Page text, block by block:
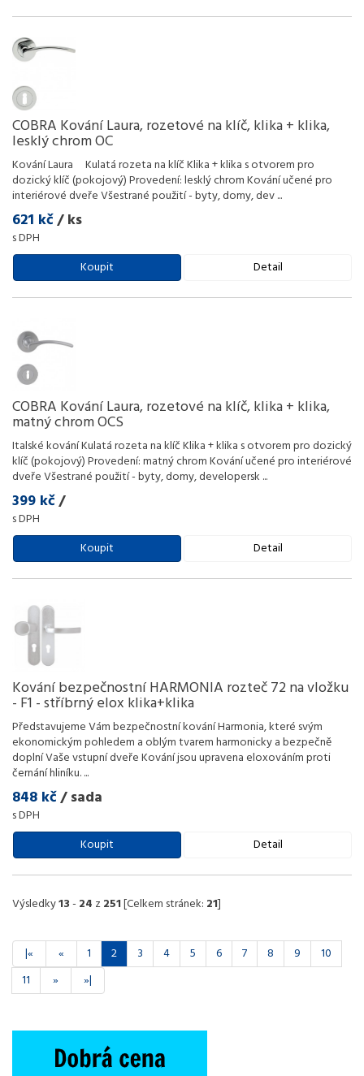
COBRA Kování Laura, rozetové na klíč, klika + klika,
lesklý chrom OC
Kování Laura Kulatá rozeta na klíč Klika + klika s otvorem pro
dozický klíč (pokojový) Provedení: lesklý chrom Kování učené pro
interiérové dveře Všestrané použití - byty, domy, dev...
621 kč/ ks
s DPH
Koupit
Detail
COBRA Kování Laura, rozetové na klíč, klika + klika,
matný chrom OCS
Italské kování Kulatá rozeta na klíč Klika + klika s otvorem pro dozický
klíč (pokojový) Provedení: matný chrom Kování učené pro interiérové
dveře Všestrané použití - byty, domy, developersk ...
399 kč/
s DPH
Koupit
Detail
Kování bezpečnostní HARMONIA rozteč 72 na vložku
- F1 - stříbrný elox klika+klika
Představujeme Vám bezpečnostní kování Harmonia, které svým
ekonomickým pohledem a oblým tvarem harmonicky a bezpečně
doplní Vaše vstupní dveře Kování jsou upravena eloxováním proti
černání hliníku....
848 kč/ sada
s DPH
Koupit
Detail
Výsledky13- 24 z251[Celkem stránek: 21]
|« « 1 2 3 4 5 6 7 8 9
10
11
» »|